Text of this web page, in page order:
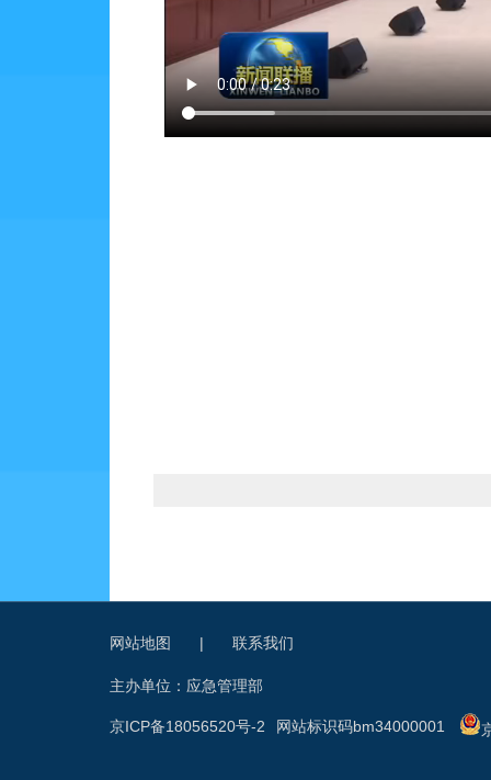
网站地图 | 联系我们
主办单位：应急管理部
网站标识码bm34000001
京ICP备18056520号-2